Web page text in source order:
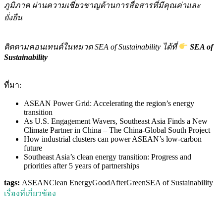
ภูมิภาค ผ่านความเชี่ยวชาญด้านการสื่อสารที่มีคุณค่าและ
ยั่งยืน
ติดตามคอนเทนต์ในหมวด SEA of Sustainability ได้ที่
SEA of
Sustainability
ที่มา:
ASEAN Power Grid: Accelerating the region’s energy
transition
As U.S. Engagement Wavers, Southeast Asia Finds a New
Climate Partner in China – The China-Global South Project
How industrial clusters can power ASEAN’s low-carbon
future
Southeast Asia’s clean energy transition: Progress and
priorities after 5 years of partnerships
tags: ASEANClean EnergyGoodAfterGreenSEA of Sustainability
เรื่องที่เกี่ยวข้อง